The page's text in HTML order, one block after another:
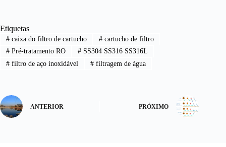
Etiquetas
#caixa do filtro de cartucho #cartucho de filtro
#Pré-tratamento RO #SS304 SS316 SS316L
#filtro de aço inoxidável #filtragem de água
ANTERIOR PRÓXIMO